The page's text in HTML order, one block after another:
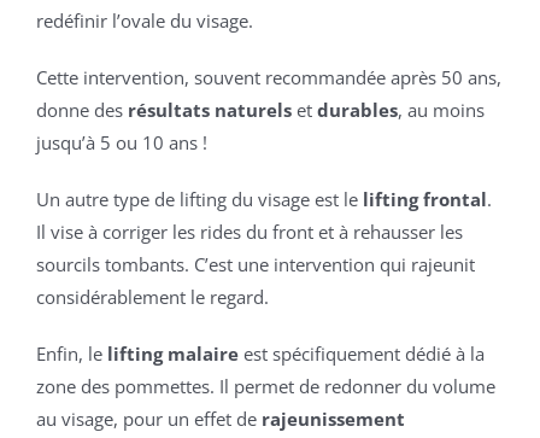
redéfinir l’ovale du visage.
Cette intervention, souvent recommandée après 50 ans,
donne des résultats naturels et durables, au moins
jusqu’à 5 ou 10 ans !
Un autre type de lifting du visage est le lifting frontal.
Il vise à corriger les rides du front et à rehausser les
sourcils tombants. C’est une intervention qui rajeunit
considérablement le regard.
Enfin, le lifting malaire est spécifiquement dédié à la
zone des pommettes. Il permet de redonner du volume
au visage, pour un effet de rajeunissement